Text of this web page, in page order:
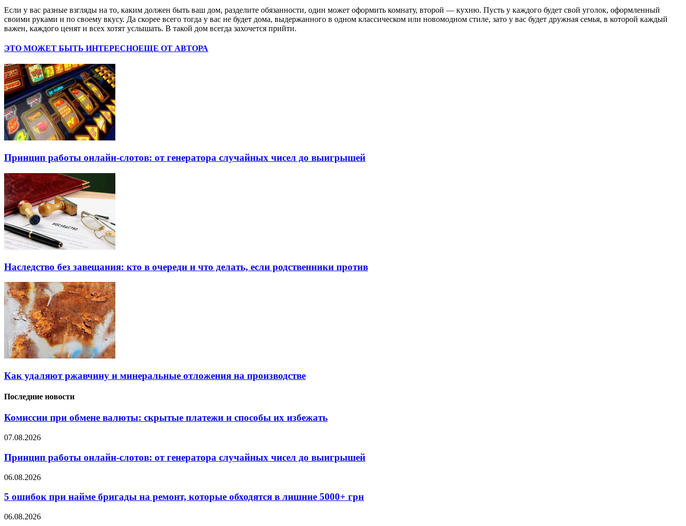
Если у вас разные взгляды на то, каким должен быть ваш дом, разделите обязанности, один может оформить комнату, второй — кухню. Пусть у каждого будет свой уголок, оформленный
своими руками и по своему вкусу. Да скорее всего тогда у вас не будет дома, выдержанного в одном классическом или новомодном стиле, зато у вас будет дружная семья, в которой каждый
важен, каждого ценят и всех хотят услышать. В такой дом всегда захочется прийти.
ЭТО МОЖЕТ БЫТЬ ИНТЕРЕСНОЕЩЕ ОТ АВТОРА
Принцип работы онлайн-слотов: от генератора случайных чисел до выигрышей
Наследство без завещания: кто в очереди и что делать, если родственники против
Как удаляют ржавчину и минеральные отложения на производстве
Последние новости
Комиссии при обмене валюты: скрытые платежи и способы их избежать
07.08.2026
Принцип работы онлайн-слотов: от генератора случайных чисел до выигрышей
06.08.2026
5 ошибок при найме бригады на ремонт, которые обходятся в лишние 5000+ грн
06.08.2026